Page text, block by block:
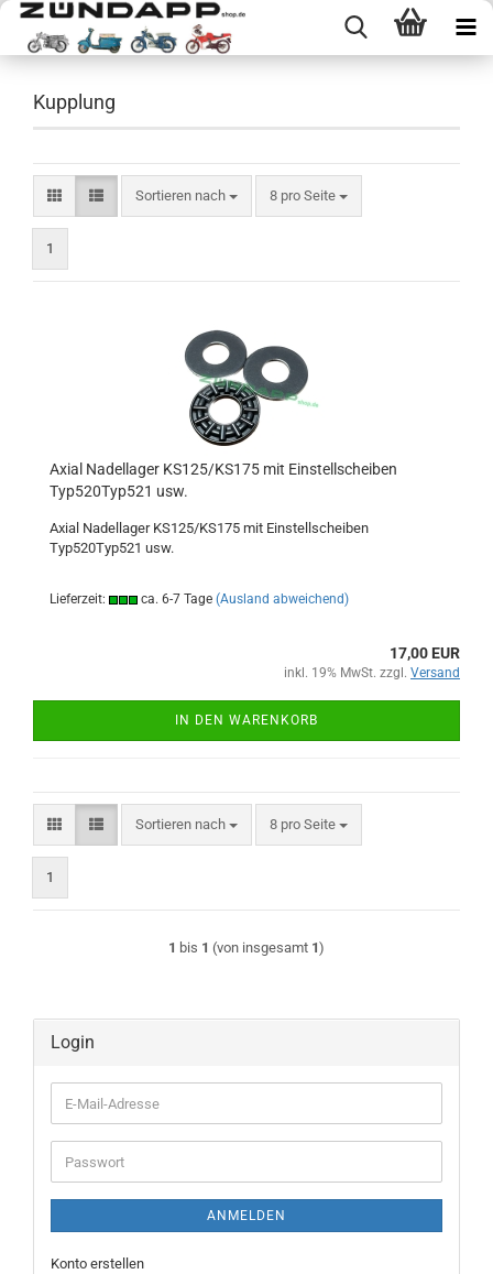
Kupplung
Sortieren nach
Sortieren nach 8 pro Seite
pro Seite
1
Axial Nadellager KS125/KS175 mit Einstellscheiben
Typ520Typ521 usw.
Axial Nadellager KS125/KS175 mit Einstellscheiben
Typ520Typ521 usw.
Lieferzeit: ca. 6-7 Tage (Ausland abweichend)
17,00 EUR
inkl. 19% MwSt. zzgl. Versand
IN DEN WARENKORB
Sortieren nach
Sortieren nach 8 pro Seite
pro Seite
1
1 bis 1 (von insgesamt 1)
Login
E-
Mail-
Adresse
Passwort
ANMELDEN
Konto erstellen